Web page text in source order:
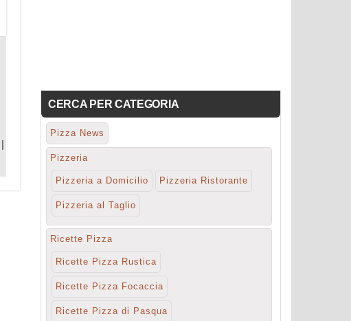
|
CERCA PER CATEGORIA
Pizza News
Pizzeria
Pizzeria a Domicilio Pizzeria Ristorante
Pizzeria al Taglio
Ricette Pizza
Ricette Pizza Rustica
Ricette Pizza Focaccia
Ricette Pizza di Pasqua